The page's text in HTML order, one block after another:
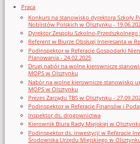
Praca
Konkurs na stanowisko dyrektora Szkoły
Noblistów Polskich w Olsztynku -
Dyrektor Zespołu Szkolno-
Referent w Biurze Obsługi Interesanta w
Podinspektor w Referacie Gospodarki
Planowania - 24.02.2025
Drugi nabór na wolne kierownicze
MOPS w Olsztynku
Nabór na wolne kierownicze stanowisko
MOPS w Olsztynku
Prezes Zarządu TBS w Olsztynku -
Podinspektor w Referacie Finansów i
Inspektor ds. drogownictwa
Kierownik Biura Rady Miejskiej w
Podinspektor ds. inwestycji w Referacie
Środowiska Urzędu Miejskiego w